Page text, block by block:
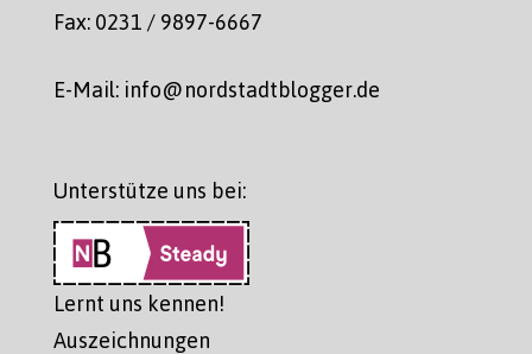
Fax: 0231 / 9897-6667
E-Mail: info@nordstadtblogger.de
Unterstütze uns bei:
Lernt uns kennen!
Auszeichnungen